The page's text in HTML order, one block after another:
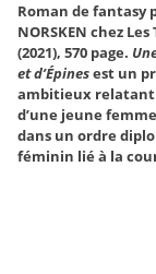
Roman de fantasy
NORSKEN chez
(2021), 570 page.
et d’Épinesest un
ambitieux relatant
d’une jeune
dans un ordre
féminin lié à la